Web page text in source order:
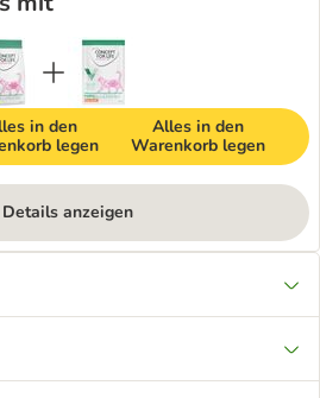
in den
legen
Alles in den
Warenkorb legen
Details anzeigen